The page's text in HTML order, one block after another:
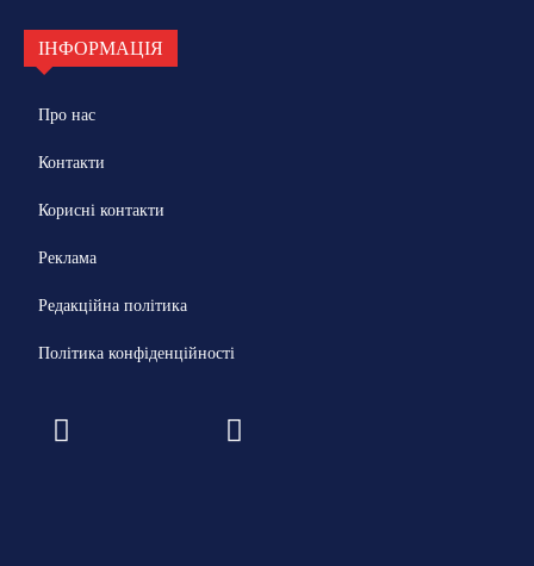
ІНФОРМАЦІЯ
Про нас
Контакти
Корисні контакти
Реклама
Редакційна політика
Політика конфіденційності